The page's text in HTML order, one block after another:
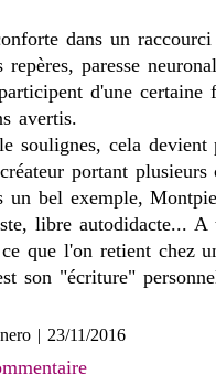
dans un
repères, paresse
d'une certaine
avertis.
soulignes, cela
portant plusieurs
un bel exemple,
libre autodidacte...
que l'on retient chez
son "écriture"
| 23/11/2016